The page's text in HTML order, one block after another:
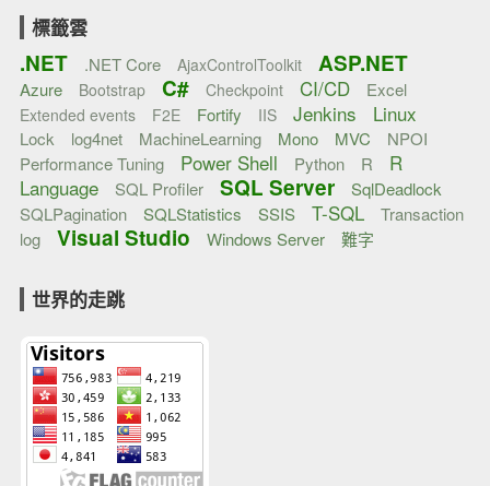
標籤雲
.NET .NET Core AjaxControlToolkit ASP.NET
Azure Bootstrap C# Checkpoint CI/CD Excel
Extended events F2E Fortify IIS Jenkins Linux
Lock log4net MachineLearning Mono MVC
NPOI
Performance Tuning
Power Shell Python R
R
Language
SQL Profiler SQL Server
SqlDeadlock
SQLPagination
SQLStatistics SSIS T-SQL
Transaction
log
Visual Studio Windows Server 難字
世界的走跳